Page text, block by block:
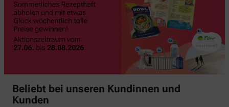
Beliebt bei unseren Kundinnen und
Kunden